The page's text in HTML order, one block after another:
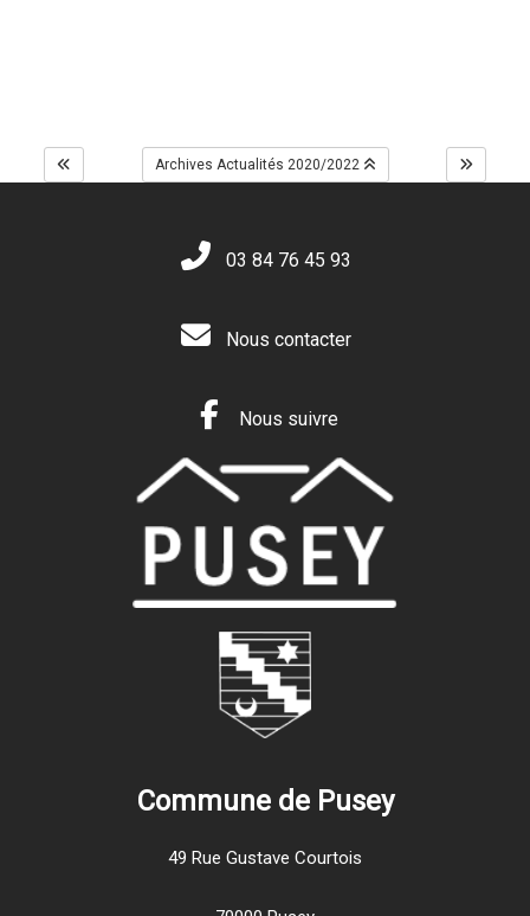
Archives Actualités 2020/2022
03 84 76 45 93
Nous contacter
Nous suivre
Commune de Pusey
49 Rue Gustave Courtois